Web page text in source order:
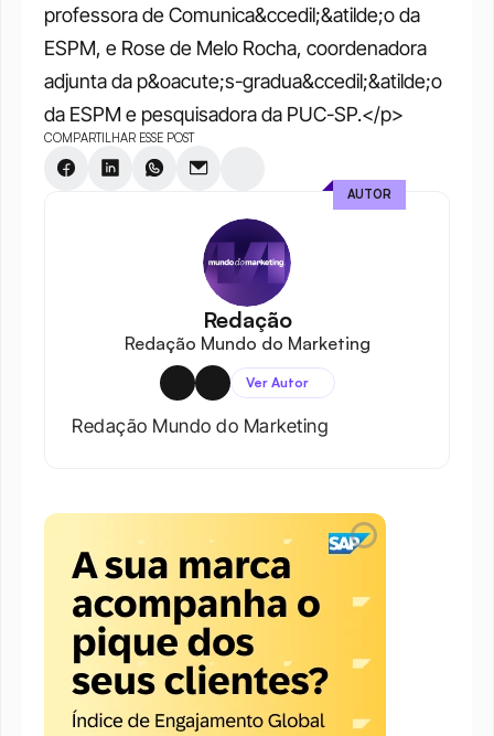
professora de Comunica&ccedil;&atilde;o da
ESPM, e Rose de Melo Rocha, coordenadora
adjunta da p&oacute;s-gradua&ccedil;&atilde;o
da ESPM e pesquisadora da PUC-SP.</p>
COMPARTILHAR ESSE POST
Redação
Redação Mundo do Marketing
Ver Autor
Redação Mundo do Marketing
AUTOR